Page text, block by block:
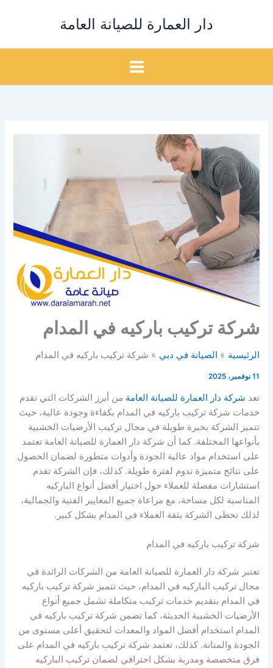
دار العمارة للصيانة العامة
شركة تركيب باركيه في المدام
الرئيسية الصيانة في دبي شركة تركيب باركيه في المدام
11 نوفمبر، 2025
تعد شركة دار العمارة للصيانة العامة من أبرز الشركات التي تقدم
خدمات شركة تركيب باركيه في المدام بكفاءة وجودة عالية، حيث
تتميز الشركة بخبرة طويلة في مجال تركيب الأرضيات الخشبية
بأنواعها المختلفة. كما أن شركة دار العمارة للصيانة العامة تعتمد
على استخدام مواد عالية الجودة وأدوات متطورة لضمان الحصول
على نتائج متميزة تدوم لفترة طويلة. كذلك، فإن الشركة تقدم
استشارات مفصلة للعملاء حول اختيار أفضل أنواع الباركيه
المناسبة لكل مساحة، مع مراعاة جميع المعايير الفنية والجمالية،
لذلك تحظى الشركة بثقة العملاء في المدام بشكل كبير.
شركة تركيب باركيه في المدام
تعتبر شركة دار العمارة للصيانة العامة من الشركات الرائدة في
مجال تركيب الباركيه في المدام، حيث تتميز شركة تركيب باركيه
في المدام بتقديم خدمات تركيب متكاملة تشمل جميع أنواع
الأرضيات الخشبية الحديثة، كما تضمن شركة تركيب باركيه في
المدام استخدام أفضل المواد والمعدات لتحقيق أعلى مستوى من
الجودة والمتانة. كذلك، تعتمد شركة تركيب باركيه في المدام على
فرق متخصصة ومدربة بشكل احترافي لضمان تركيب الباركيه